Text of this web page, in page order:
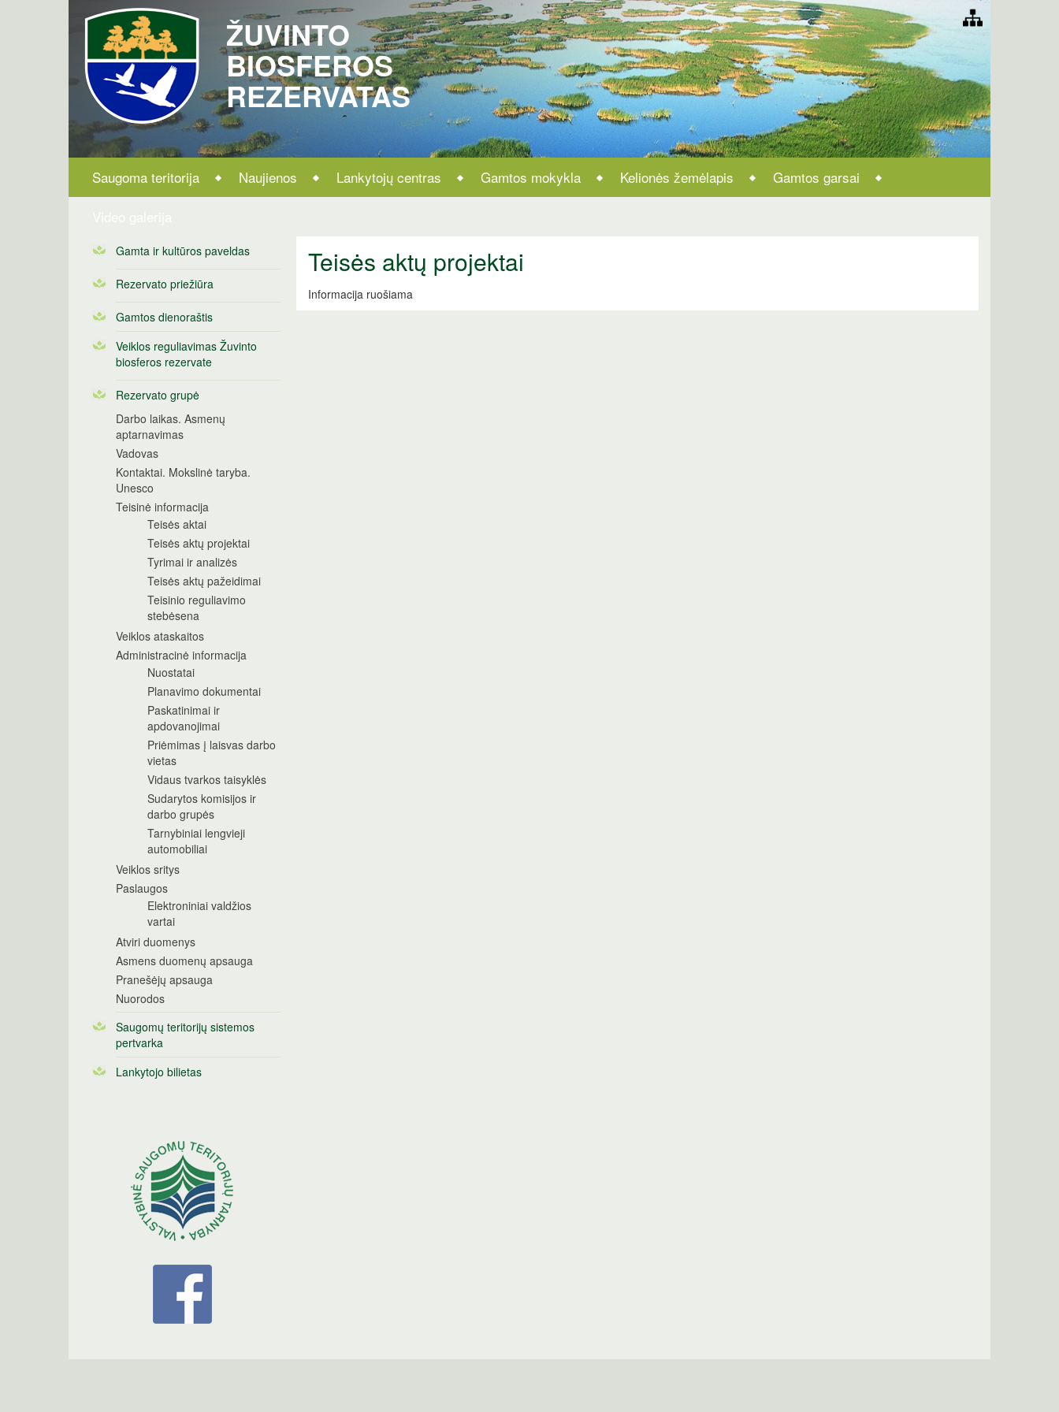
ŽUVINTO
BIOSFEROS
REZERVATAS
Saugoma teritorija Naujienos Lankytojų centras Gamtos mokykla Kelionės žemėlapis
Gamtos garsai
Gamta ir kultūros paveldas
Rezervato priežiūra
Gamtos dienoraštis
Veiklos reguliavimas Žuvinto
biosferos rezervate
Rezervato grupė
Darbo laikas. Asmenų
aptarnavimas
Vadovas
Kontaktai. Mokslinė taryba.
Unesco
Teisinė informacija
Teisės aktai
Teisės aktų projektai
Tyrimai ir analizės
Teisės aktų pažeidimai
Teisinio reguliavimo
stebėsena
Veiklos ataskaitos
Administracinė informacija
Nuostatai
Planavimo dokumentai
Paskatinimai ir
apdovanojimai
Priėmimas į laisvas darbo
vietas
Vidaus tvarkos taisyklės
Sudarytos komisijos ir
darbo grupės
Tarnybiniai lengvieji
automobiliai
Veiklos sritys
Paslaugos
Elektroniniai valdžios
vartai
Atviri duomenys
Asmens duomenų apsauga
Pranešėjų apsauga
Nuorodos
Saugomų teritorijų sistemos
pertvarka
Lankytojo bilietas
Teisės aktų projektai
Informacija ruošiama